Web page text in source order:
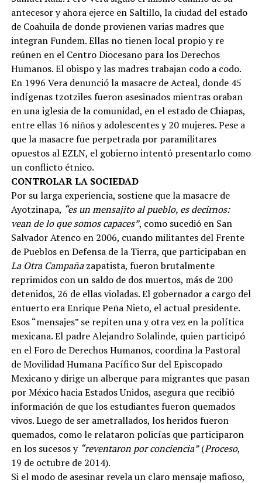
antecesor y ahora ejerce en Saltillo, la ciudad del estado
de Coahuila de donde provienen varias madres que
integran Fundem. Ellas no tienen local propio y re
reúnen en el Centro Diocesano para los Derechos
Humanos. El obispo y las madres trabajan codo a codo.
En 1996 Vera denunció la masacre de Acteal, donde 45
indígenas tzotziles fueron asesinados mientras oraban
en una iglesia de la comunidad, en el estado de Chiapas,
entre ellas 16 niños y adolescentes y 20 mujeres. Pese a
que la masacre fue perpetrada por paramilitares
opuestos al EZLN, el gobierno intentó presentarlo como
un conflicto étnico.
CONTROLAR LA SOCIEDAD
Por su larga experiencia, sostiene que la masacre de
Ayotzinapa, “es un mensajito al pueblo, es decirnos:
vean de lo que somos capaces”, como sucedió en San
Salvador Atenco en 2006, cuando militantes del Frente
de Pueblos en Defensa de la Tierra, que participaban en
La Otra Campañazapatista, fueron brutalmente
reprimidos con un saldo de dos muertos, más de 200
detenidos, 26 de ellas violadas. El gobernador a cargo del
entuerto era Enrique Peña Nieto, el actual presidente.
Esos “mensajes” se repiten una y otra vez en la política
mexicana. El padre Alejandro Solalinde, quien participó
en el Foro de Derechos Humanos, coordina la Pastoral
de Movilidad Humana Pacífico Sur del Episcopado
Mexicano y dirige un alberque para migrantes que pasan
por México hacia Estados Unidos, asegura que recibió
información de que los estudiantes fueron quemados
vivos. Luego de ser ametrallados, los heridos fueron
quemados, como le relataron policías que participaron
en los sucesos y “reventaron por conciencia”(Proceso,
19 de octubre de 2014).
Si el modo de asesinar revela un claro mensaje mafioso,